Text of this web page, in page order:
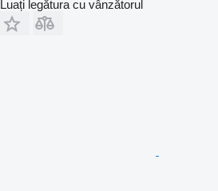
Luați legătura cu vânzătorul